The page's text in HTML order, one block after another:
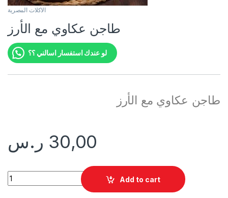
الاكلات المصرية
طاجن عكاوي مع الأرز
لو عندك استفسار اسالني ؟؟
طاجن عكاوي مع الأرز
30,00 ر.س
طاجن عكاوي مع الأرز quantity
Add to cart